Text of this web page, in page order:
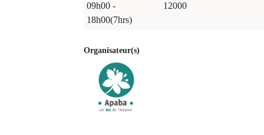
09h00 -
18h00(7hrs)
12000
Organisateur(s)